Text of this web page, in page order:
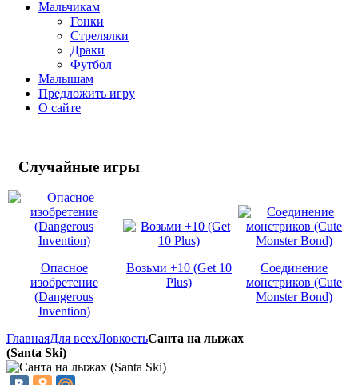
Мальчикам
Гонки
Стрелялки
Драки
Футбол
Малышам
Предложить игру
О сайте
Случайные игры
Опасное
изобретение
(Dangerous
Invention)
Возьми +10 (Get 10
Plus)
Соединение
монстриков (Cute
Monster Bond)
ГлавнаяДля всехЛовкостьСанта на лыжах
(Santa Ski)